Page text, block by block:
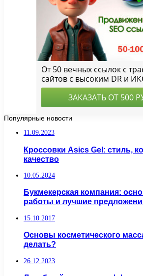
Популярные новости
11.09.2023
Кроссовки Asics Gel: стиль,
качество
10.05.2024
Букмекерская компания:
работы и лучшие
15.10.2017
Основы косметического
делать?
26.12.2023